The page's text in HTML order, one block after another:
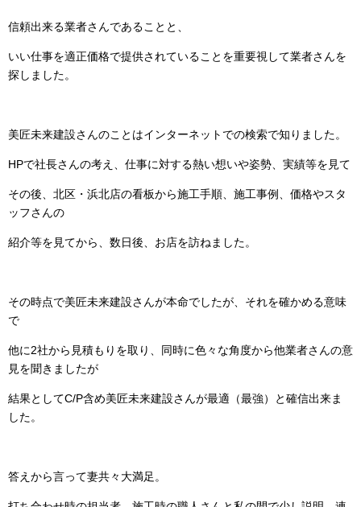
信頼出来る業者さんであることと、
いい仕事を適正価格で提供されていることを重要視して業者さんを
探しました。
美匠未来建設さんのことはインターネットでの検索で知りました。
HPで社長さんの考え、仕事に対する熱い想いや姿勢、実績等を見て
その後、北区・浜北店の看板から施工手順、施工事例、価格やスタ
ッフさんの
紹介等を見てから、数日後、お店を訪ねました。
その時点で美匠未来建設さんが本命でしたが、それを確かめる意味
で
他に2社から見積もりを取り、同時に色々な角度から他業者さんの意
見を聞きましたが
結果としてC/P含め美匠未来建設さんが最適（最強）と確信出来ま
した。
答えから言って妻共々大満足。